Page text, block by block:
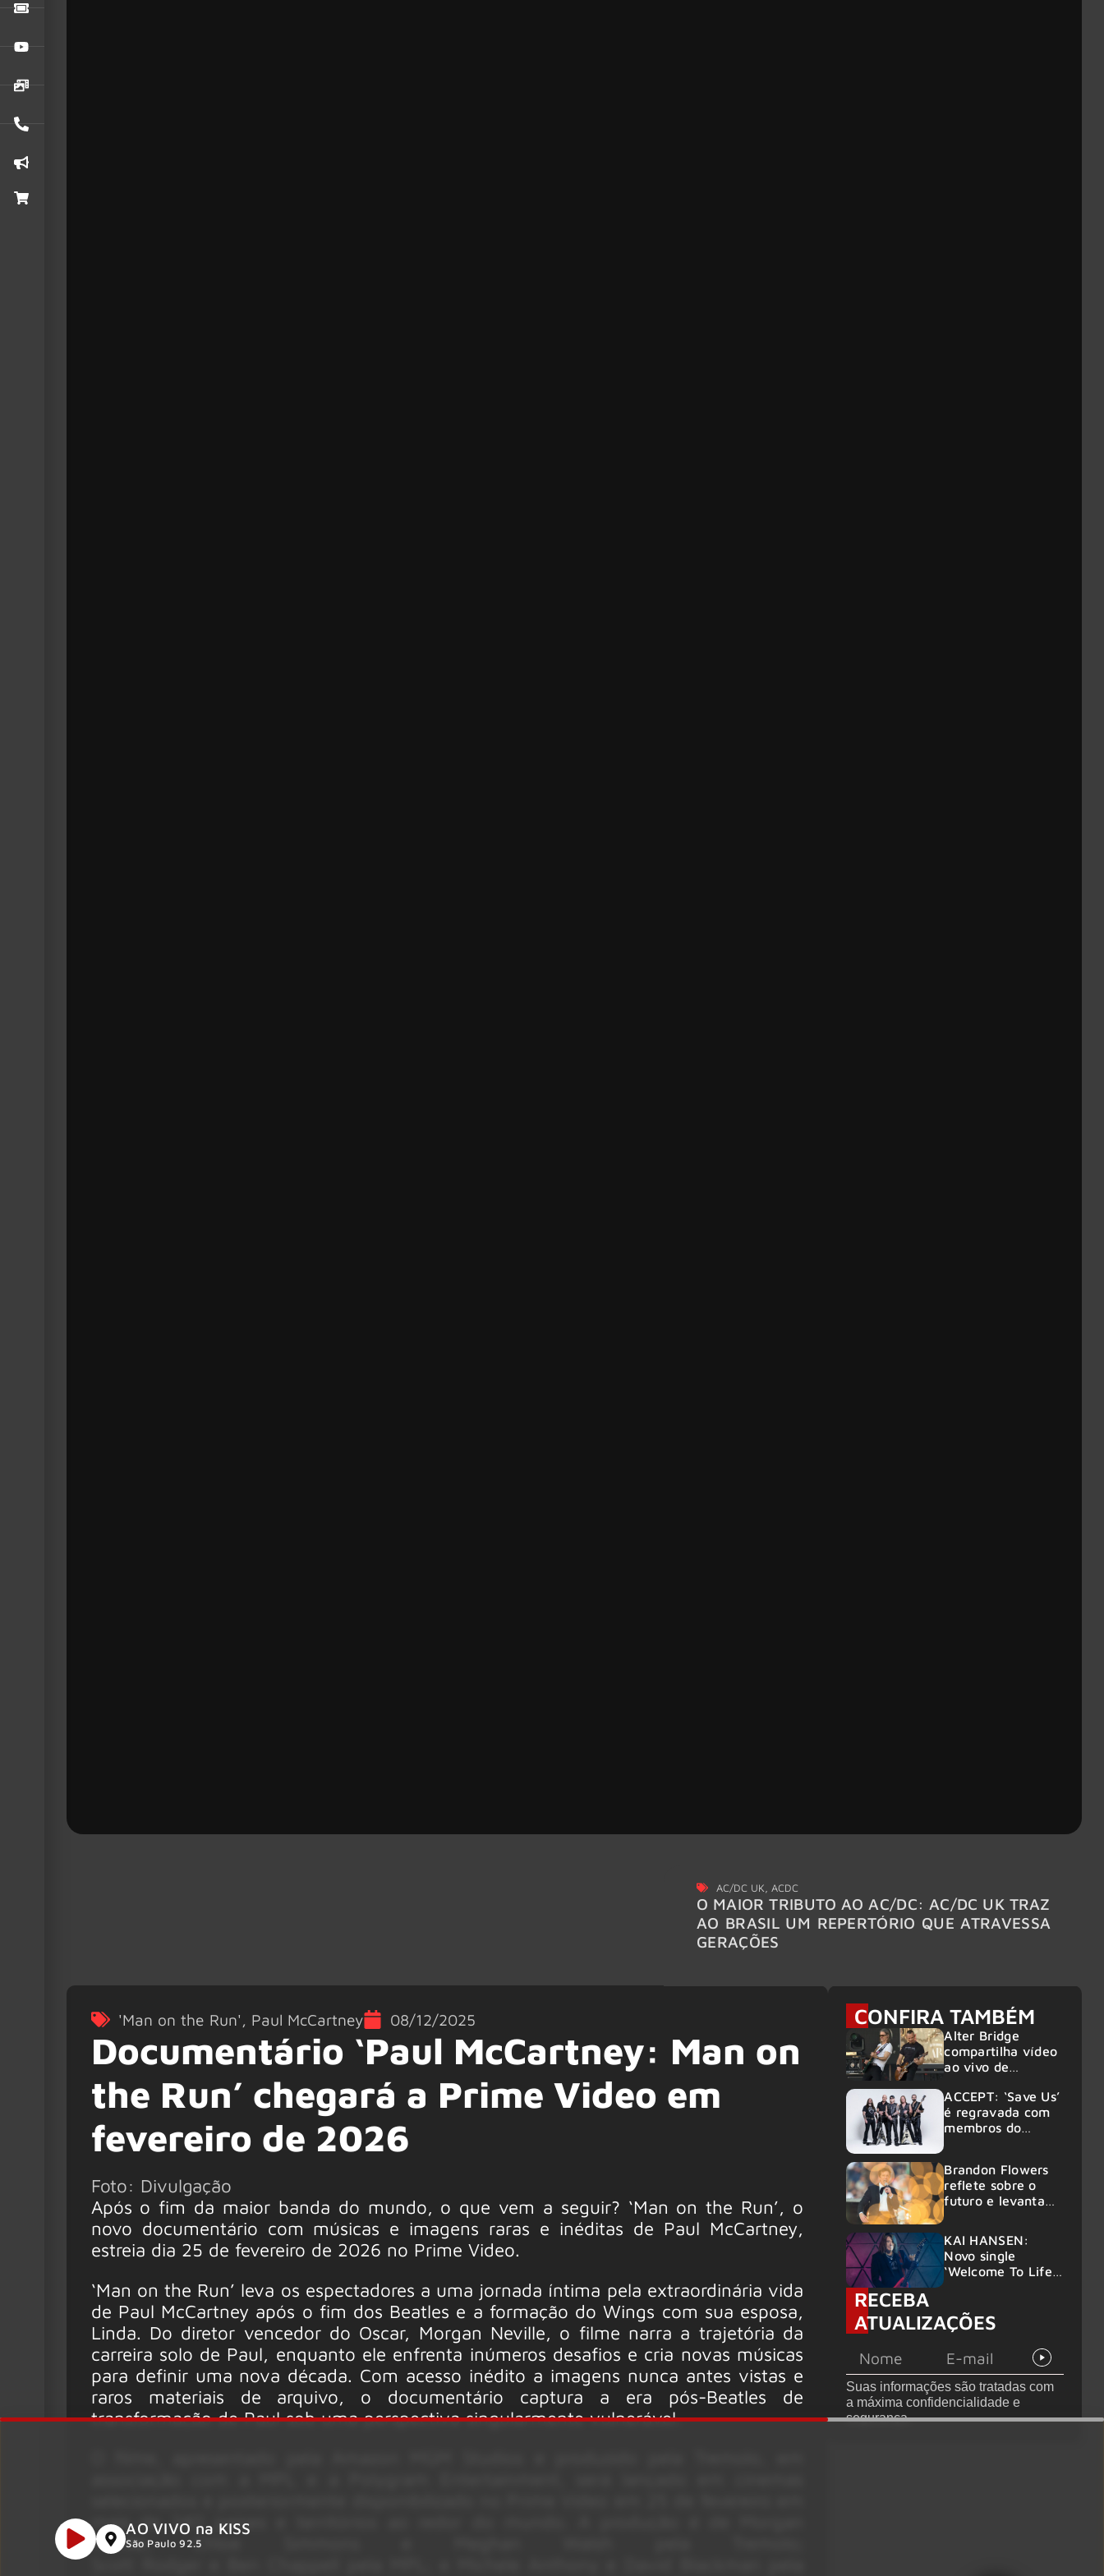
AC/DC UK ACDC
O MAIOR TRIBUTO AO AC/DC: AC/DC UK TRAZ
AO BRASIL UM REPERTÓRIO QUE ATRAVESSA
GERAÇÕES
'Man on the Run', Paul McCartney 08/12/2025
Documentário ‘Paul McCartney: Man on
the Run’ chegará a Prime Video em
fevereiro de 2026
Foto: Divulgação
Após o fim da maior banda do mundo, o que vem a seguir? ‘Man on the Run’, o
novo documentário com músicas e imagens raras e inéditas de Paul McCartney,
estreia dia 25 de fevereiro de 2026 no Prime Video.
‘Man on the Run’ leva os espectadores a uma jornada íntima pela extraordinária vida
de Paul McCartney após o fim dos Beatles e a formação do Wings com sua esposa,
Linda. Do diretor vencedor do Oscar, Morgan Neville, o filme narra a trajetória da
carreira solo de Paul, enquanto ele enfrenta inúmeros desafios e cria novas músicas
para definir uma nova década. Com acesso inédito a imagens nunca antes vistas e
raros materiais de arquivo, o documentário captura a era pós-Beatles de
transformação de Paul sob uma perspectiva singularmente vulnerável.
mais de 240 países e territórios ao redor do mundo. A produção é de Morgan
Neville, Chloe Simmons e Meghan Walsh pela Tremolo;
CONFIRA TAMBÉM
Alter Bridge
compartilha vídeo
ao vivo de
no Rock am Ring
2026
ACCEPT: ‘Save Us’
é regravada com
membros do
Brandon Flowers
reflete sobre o
futuro e levanta
KAI HANSEN:
Novo single
‘Welcome To Life’
RECEBA
ATUALIZAÇÕES
Suas informações são tratadas com
a máxima confidencialidade e
segurança.
AO VIVO na KISS
São Paulo 92.5